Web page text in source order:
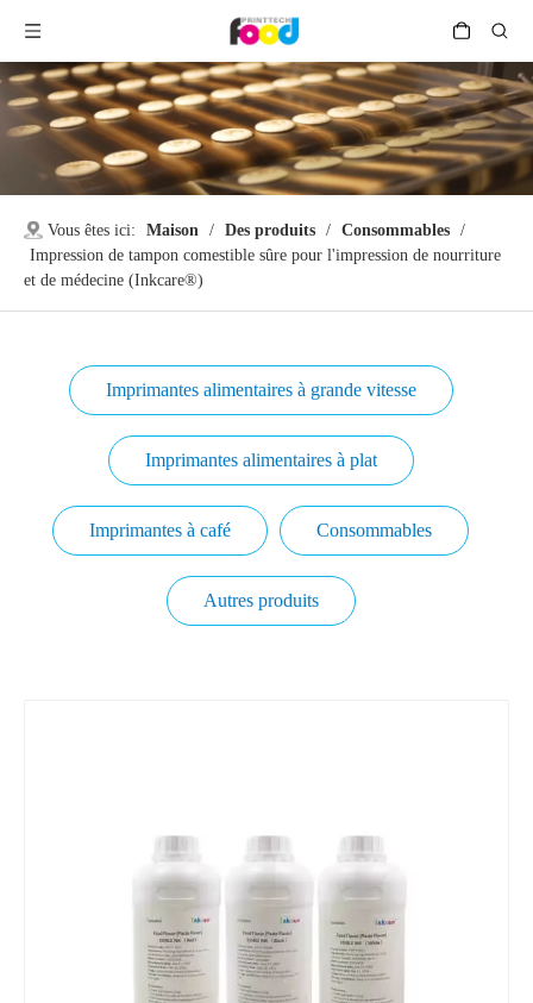
Vous êtes ici: Maison / Des produits / Consommables /
Impression de tampon comestible sûre pour l'impression de nourriture
et de médecine (Inkcare®)
Imprimantes alimentaires à grande vitesse
Imprimantes alimentaires à plat
Imprimantes à café Consommables
Autres produits